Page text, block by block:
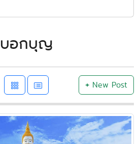
บอกบุญ
+New Post